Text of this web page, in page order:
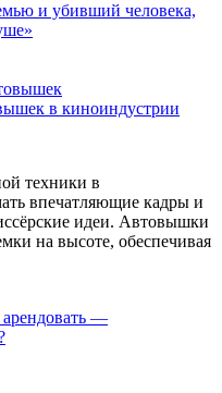
и убивший человека,
в киноиндустрии
техники в
впечатляющие кадры и
идеи. Автовышки
на высоте, обеспечивая
—